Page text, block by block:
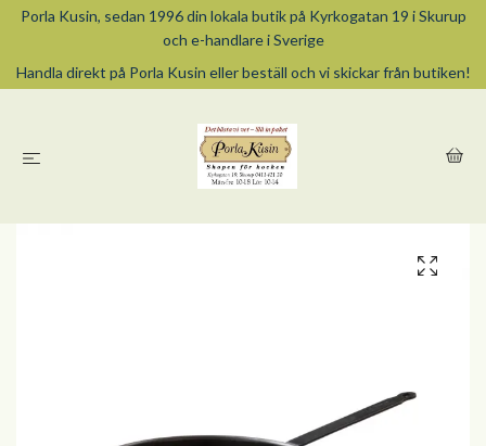
Porla Kusin, sedan 1996 din lokala butik på Kyrkogatan 19 i Skurup
och e-handlare i Sverige
Handla direkt på Porla Kusin eller beställ och vi skickar från butiken!